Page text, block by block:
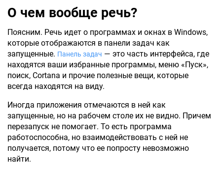
О чем вообще речь?
Поясним. Речь идет о программах и окнах в Windows,
которые отображаются в панели задач как
запущенные. Панель задач — это часть интерфейса, где
находятся ваши избранные программы, меню «Пуск»,
поиск, Cortana и прочие полезные вещи, которые
всегда находятся на виду.
Иногда приложения отмечаются в ней как
запущенные, но на рабочем столе их не видно. Причем
перезапуск не помогает. То есть программа
работоспособна, но взаимодействовать с ней не
получается, потому что ее попросту невозможно
найти.